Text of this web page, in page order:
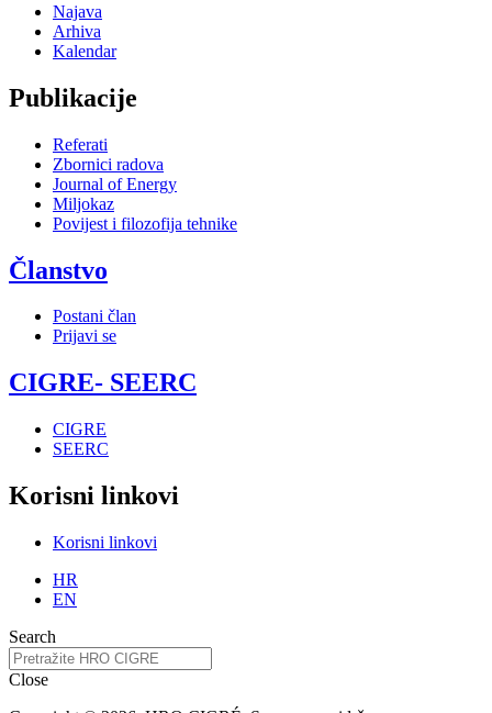
Najava
Arhiva
Kalendar
Publikacije
Referati
Zbornici radova
Journal of Energy
Miljokaz
Povijest i filozofija tehnike
Članstvo
Postani član
Prijavi se
CIGRE- SEERC
CIGRE
SEERC
Korisni linkovi
Korisni linkovi
HR
EN
Search
Close